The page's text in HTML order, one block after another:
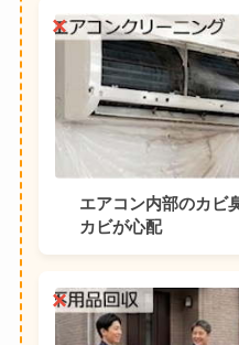
エアコン内部のカビ
カビが心配